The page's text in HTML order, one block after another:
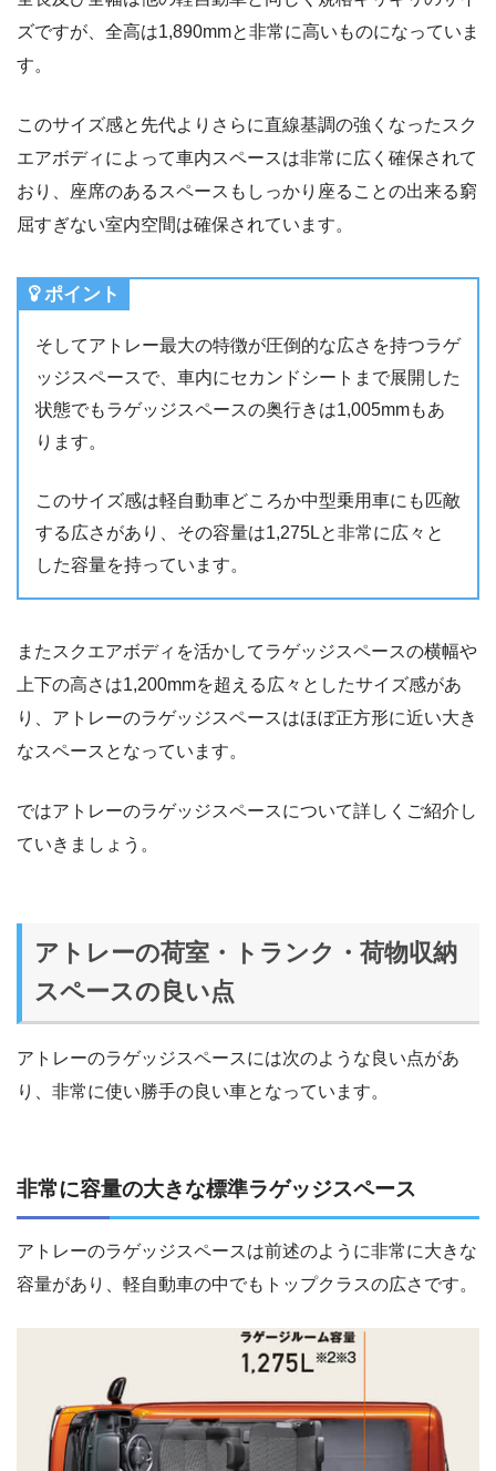
ズですが、全高は1,890mmと非常に高いものになっていま
す。
このサイズ感と先代よりさらに直線基調の強くなったスク
エアボディによって車内スペースは非常に広く確保されて
おり、座席のあるスペースもしっかり座ることの出来る窮
屈すぎない室内空間は確保されています。
ポイント
そしてアトレー最大の特徴が圧倒的な広さを持つラゲ
ッジスペースで、車内にセカンドシートまで展開した
状態でもラゲッジスペースの奥行きは1,005mmもあ
ります。
このサイズ感は軽自動車どころか中型乗用車にも匹敵
する広さがあり、その容量は1,275Lと非常に広々と
した容量を持っています。
またスクエアボディを活かしてラゲッジスペースの横幅や
上下の高さは1,200mmを超える広々としたサイズ感があ
り、アトレーのラゲッジスペースはほぼ正方形に近い大き
なスペースとなっています。
ではアトレーのラゲッジスペースについて詳しくご紹介し
ていきましょう。
アトレーの荷室・トランク・荷物収納
スペースの良い点
アトレーのラゲッジスペースには次のような良い点があ
り、非常に使い勝手の良い車となっています。
非常に容量の大きな標準ラゲッジスペース
アトレーのラゲッジスペースは前述のように非常に大きな
容量があり、軽自動車の中でもトップクラスの広さです。